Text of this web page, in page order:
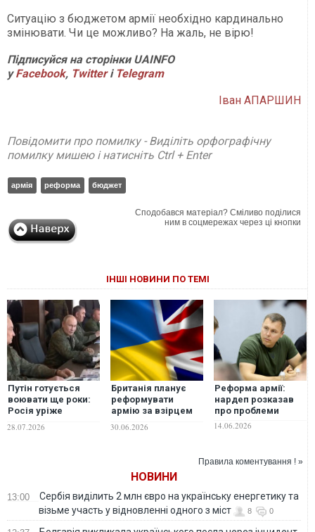
Ситуацію з бюджетом армії необхідно кардинально
змінювати. Чи це можливо? На жаль, не вірю!
Підписуйся на сторінки UAINFO
уFacebook, Twitter і Telegram
Іван АПАРШИН
Повідомити про помилку - Виділіть орфографічну
помилку мишею і натисніть Ctrl + Enter
армія реформа бюджет
Сподобався матеріал? Сміливо поділися
ним в соцмережах через ці кнопки
ІНШІ НОВИНИ ПО ТЕМІ
Путін готується
воювати ще роки:
Росія уріже
заради армії, - ЗМІ
28.07.2026
Британія планує
реформувати
армію за взірцем
30.06.2026
Реформа армії:
нардеп розказав
про проблеми
14.06.2026
Правила коментування ! »
НОВИНИ
13:00
Сербія виділить 2 млн євро на українську енергетику та
візьме участь у відновленні одного з міст
8 0